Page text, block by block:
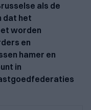
als de
dat het
worden
en
hamer en
in